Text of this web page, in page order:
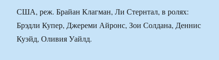
США, реж. Брайан Клагман, Ли Стернтал, в ролях:
Брэдли Купер, Джереми Айронс, Зои Солдана, Деннис
Куэйд, Оливия Уайлд.